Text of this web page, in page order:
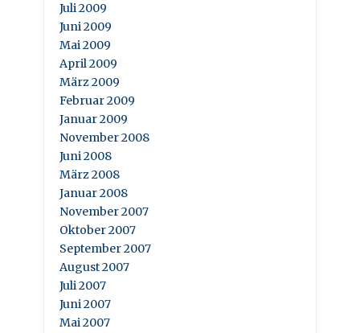
Juli 2009
Juni 2009
Mai 2009
April 2009
März 2009
Februar 2009
Januar 2009
November 2008
Juni 2008
März 2008
Januar 2008
November 2007
Oktober 2007
September 2007
August 2007
Juli 2007
Juni 2007
Mai 2007